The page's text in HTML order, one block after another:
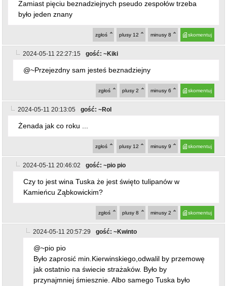
Zamiast pięciu beznadziejnych pseudo zespołów trzeba
było jeden znany
skomentuj
minusy 8
plusy 12
zgłoś
2024-05-11 22:27:15 gość: ~Kiki
@~Przejezdny sam jesteś beznadziejny
skomentuj
minusy 6
plusy 2
zgłoś
2024-05-11 20:13:05 gość: ~Rol
Żenada jak co roku ...
skomentuj
minusy 9
plusy 12
zgłoś
2024-05-11 20:46:02 gość: ~pio pio
Czy to jest wina Tuska że jest święto tulipanów w
Kamieńcu Ząbkowickim?
skomentuj
minusy 2
plusy 8
zgłoś
2024-05-11 20:57:29 gość: ~Kwinto
@~pio pio
Było zaprosić min.Kierwinskiego,odwalil by przemowę
jak ostatnio na świecie strażaków. Było by
przynajmniej śmiesznie. Albo samego Tuska było